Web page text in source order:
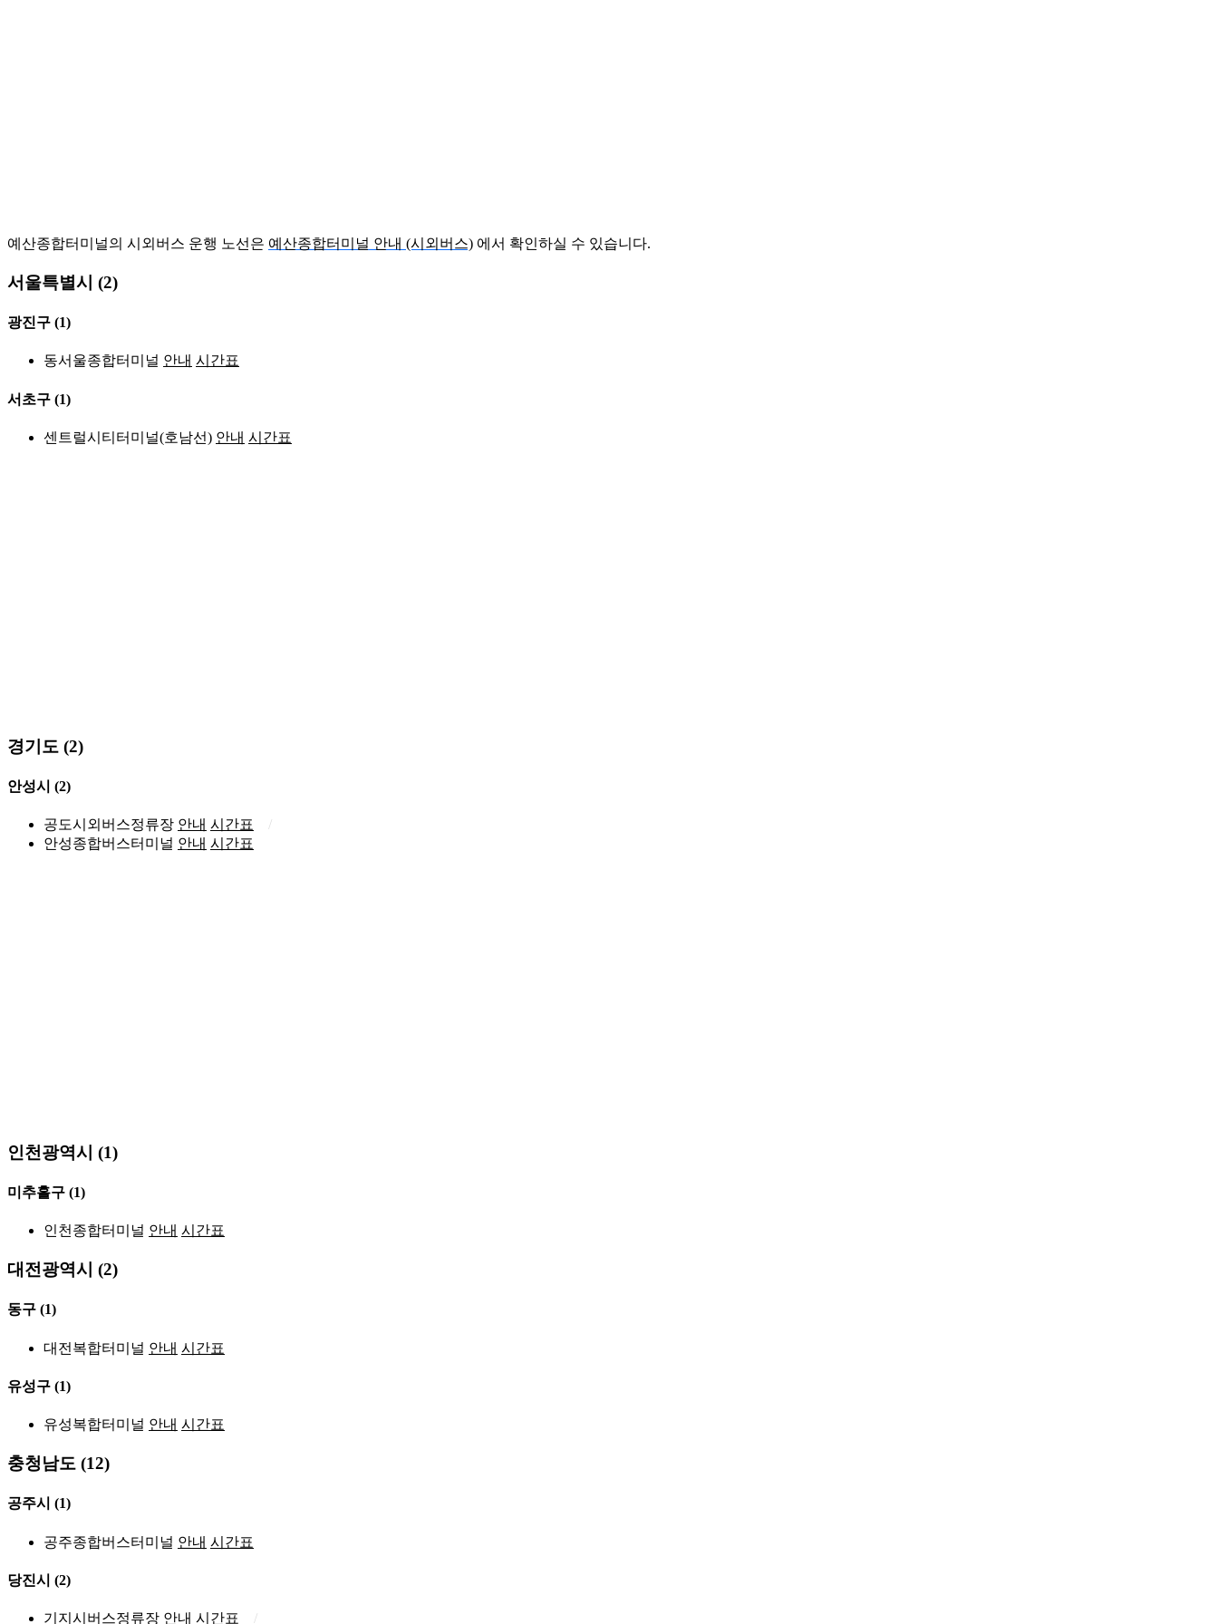
예산종합터미널의 시외버스 운행 노선은 예산종합터미널 안내 (시외버스) 에서 확인하실 수 있습니다.
서울특별시 (2)
광진구 (1)
동서울종합터미널 안내 시간표
서초구 (1)
센트럴시티터미널(호남선) 안내 시간표
경기도 (2)
안성시 (2)
공도시외버스정류장 안내 시간표
안성종합버스터미널 안내 시간표
인천광역시 (1)
미추홀구 (1)
인천종합터미널 안내 시간표
대전광역시 (2)
동구 (1)
대전복합터미널 안내 시간표
유성구 (1)
유성복합터미널 안내 시간표
충청남도 (12)
공주시 (1)
공주종합버스터미널 안내 시간표
당진시 (2)
기지시버스정류장 안내 시간표